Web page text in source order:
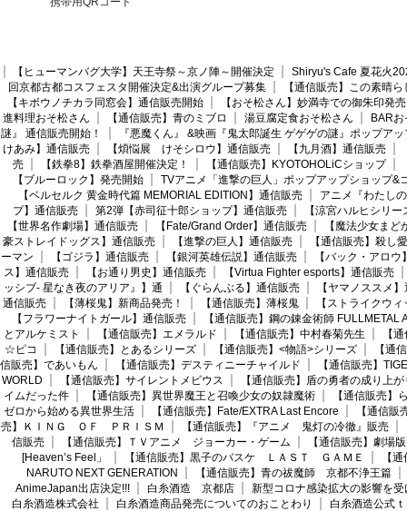
【ヒューマンバグ大学】天王寺祭～京ノ陣～開催決定
Shiryu's Cafe 夏花火
回京都古都コスフェスタ開催決定&出演グループ募集
【通信販売】この素晴
【キボウノチカラ同窓会】通信販売開始
【おそ松さん】妙満寺での御朱印発売
進料理おそ松さん
【通信販売】青のミブロ 湯豆腐定食おそ松さん
BAR
謎』 通信販売開始！
『悪魔くん』 &映画『鬼太郎誕生 ゲゲゲの謎』ポップア
けあみ】通信販売
【煩悩展 けそシロウ】通信販売 【九月酒】通信販売
売
【鉄拳8】鉄拳酒屋開催決定！ 【通信販売】KYOTOHOLiCショップ
【ブルーロック】発売開始
TVアニメ「進撃の巨人」ポップアップショップ&
【ベルセルク 黄金時代篇 MEMORIAL EDITION】通信販売
アニメ『わたし
プ】通信販売
第2弾【赤司征十郎ショップ】通信販売
【涼宮ハルヒシリ
【世界名作劇場】通信販売
【Fate/Grand Order】通信販売
【魔法少女ま
豪ストレイドッグス】通信販売
【進撃の巨人】通信販売
【通信販売】殺し愛
ーマン
【ゴジラ】通信販売 【銀河英雄伝説】通信販売
【バック・アロウ
ス】通信販売
【お通り男史】通信販売
【Virtua Fighter esports】通信販売
ッシブ- 星なき夜のアリア』】通
【ぐらんぶる】通信販売
【ヤマノススメ
通信販売
【薄桜鬼】新商品発売！ 【通信販売】薄桜鬼
【ストライクウ
【フラワーナイトガール】通信販売
【通信販売】鋼の錬金術師 FULLMETAL
とアルケミスト
【通信販売】エメラルド 【通信販売】中村春菊先生
【
☆ピコ
【通信販売】とあるシリーズ 【通信販売】<物語>シリーズ
【通
信販売】であいもん
【通信販売】デスティニーチャイルド
【通信販売】
WORLD
【通信販売】サイレントメビウス
【通信販売】盾の勇者の成り上が
イムだった件
【通信販売】異世界魔王と召喚少女の奴隷魔術
【通信販売】
ゼロから始める異世界生活
【通信販売】Fate/EXTRA Last Encore
【通信
売】ＫＩＮＧ ＯＦ ＰＲＩＳＭ
【通信販売】『アニメ 鬼灯の冷徹』販売
信販売
【通信販売】ＴＶアニメ ジョーカー・ゲーム
【通信販売】劇場
[Heaven’s Feel」
【通信販売】黒子のバスケ ＬＡＳＴ ＧＡＭＥ
【
NARUTO NEXT GENERATION
【通信販売】青の祓魔師 京都不浄王篇
AnimeJapan出店決定!!!
白糸酒造 京都店
新型コロナ感染拡大の影響を
白糸酒造株式会社
白糸酒造商品発売についてのおことわり
白糸酒造公式